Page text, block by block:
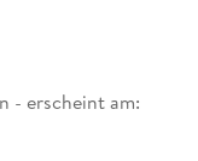
- erscheint am: